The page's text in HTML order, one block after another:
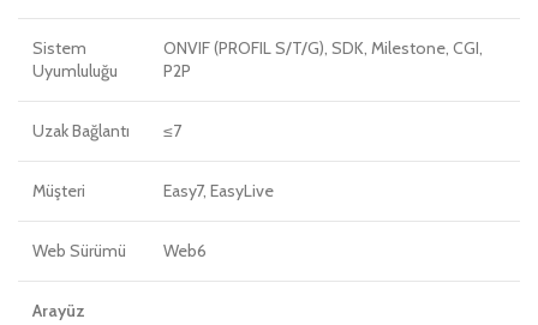
Sistem
Uyumluluğu
ONVIF (PROFIL S/T/G), SDK, Milestone, CGI,
P2P
Uzak Bağlantı ≤7
Müşteri Easy7, EasyLive
Web Sürümü Web6
Arayüz